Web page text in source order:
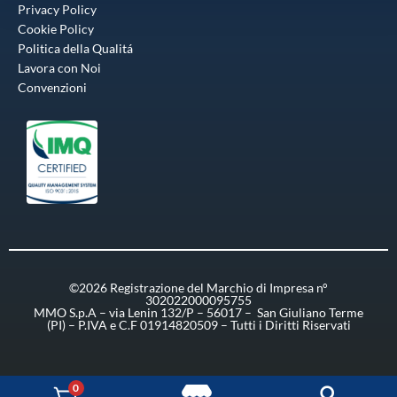
Privacy Policy
Cookie Policy
Politica della Qualitá
Lavora con Noi
Convenzioni
©2026 Registrazione del Marchio di Impresa n°
302022000095755
MMO S.p.A – via Lenin 132/P – 56017 – San Giuliano Terme
(PI) – P.IVA e C.F 01914820509 – Tutti i Diritti Riservati
0